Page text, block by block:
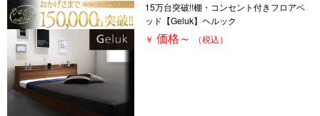
15万台突破!!棚・コンセント付きフロアベ
ッド【Geluk】ヘルック
￥ 価格～ （税込）